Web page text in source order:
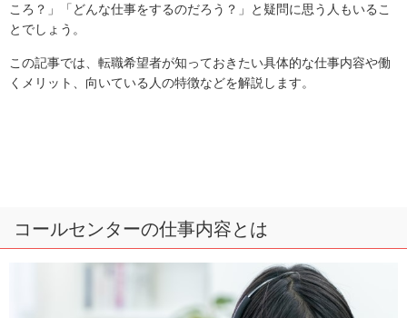
ころ？」「どんな仕事をするのだろう？」と疑問に思う人もいるこ
とでしょう。
この記事では、転職希望者が知っておきたい具体的な仕事内容や働
くメリット、向いている人の特徴などを解説します。
コールセンターの仕事内容とは